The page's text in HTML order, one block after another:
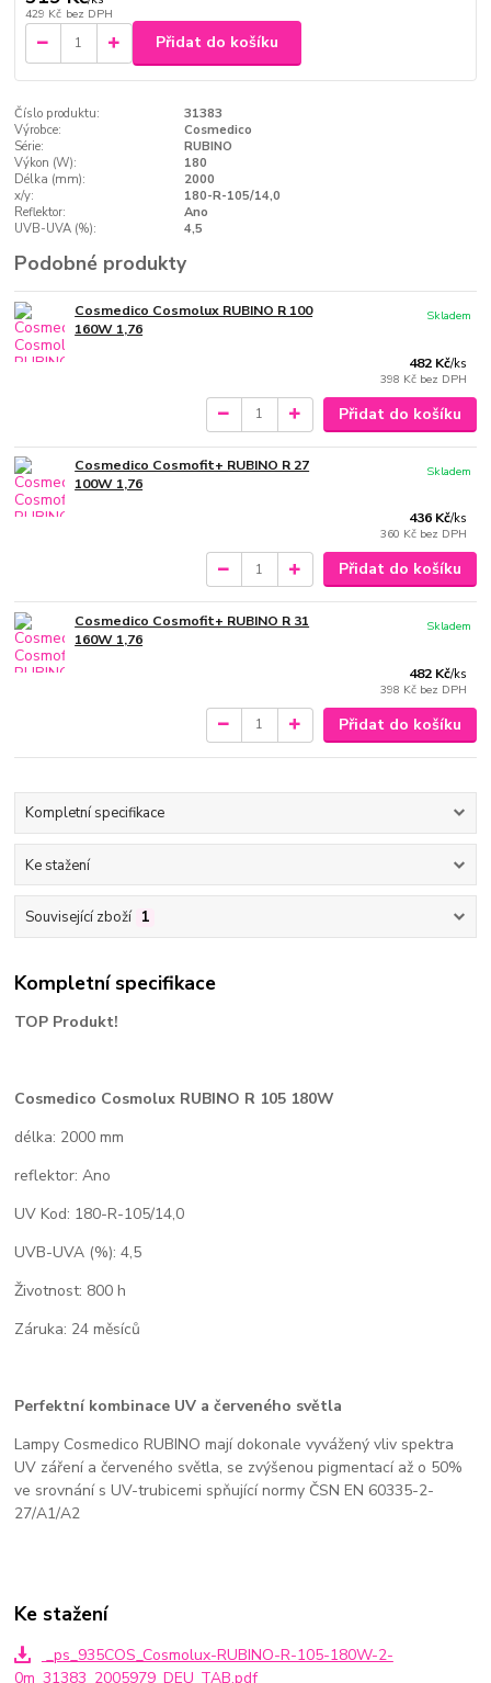
429 Kč bez DPH
Přidat do košíku
Číslo produktu:
31383
Výrobce:
Cosmedico
Série:
RUBINO
Výkon (W):
180
Délka (mm):
2000
x/y:
180-R-105/14,0
Reflektor:
Ano
UVB-UVA (%):
4,5
Podobné produkty
Cosmedico Cosmolux RUBINO R 100
160W 1,76
482 Kč/ks
398 Kč bez DPH
Skladem
Přidat do košíku
Cosmedico Cosmofit+ RUBINO R 27
100W 1,76
436 Kč/ks
360 Kč bez DPH
Skladem
Přidat do košíku
Cosmedico Cosmofit+ RUBINO R 31
160W 1,76
482 Kč/ks
398 Kč bez DPH
Skladem
Přidat do košíku
Kompletní specifikace
Ke stažení
Související zboží 1
Kompletní specifikace
TOP Produkt!
Cosmedico Cosmolux RUBINO R 105 180W
délka: 2000 mm
reflektor: Ano
UV Kod: 180-R-105/14,0
UVB-UVA (%): 4,5
Životnost: 800 h
Záruka: 24 měsíců
Perfektní kombinace UV a červeného světla
Lampy Cosmedico RUBINO mají dokonale vyvážený vliv spektra
UV záření a červeného světla, se zvýšenou pigmentací až o 50%
ve srovnání s UV-trubicemi spňující normy ČSN EN 60335-2-
27/A1/A2
Ke stažení
_ps_935COS_Cosmolux-RUBINO-R-105-180W-2-
0m_31383_2005979_DEU_TAB.pdf